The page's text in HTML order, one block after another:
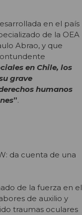
en el país
de la OEA
Abrao, y que
en Chile, los
grave
humanos
”.
da cuenta de una
de la fuerza en el
de auxilio y
traumas oculares